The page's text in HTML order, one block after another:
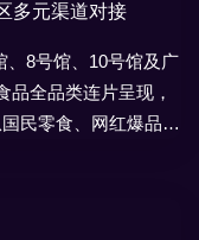
多元渠道对接
、8号馆、10号馆及广
品全品类连片呈现，
民零食、网红爆品到